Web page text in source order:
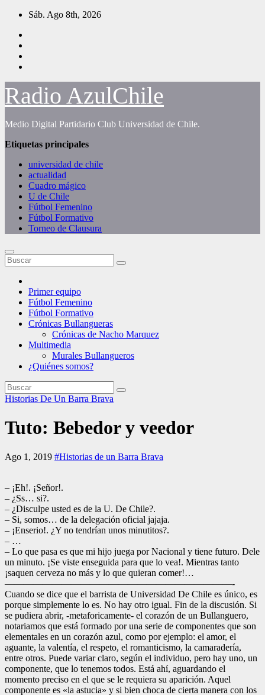
Saltar
contenido
Sáb. Ago 8th, 2026
Radio AzulChile
Medio Digital Partidario Club Universidad de Chile.
Etiquetas principales
universidad de chile
actualidad
Cuadro mágico
U de Chile
Fútbol Femenino
Fútbol Formativo
Torneo de Clausura
Primer equipo
Fútbol Femenino
Fútbol Formativo
Crónicas Bullangueras
Crónicas de Nacho Marquez
Multimedia
Murales Bullangueros
¿Quiénes somos?
Historias De Un Barra Brava
Tuto: Bebedor y veedor
Ago 1, 2019 #Historias de un Barra Brava
– ¡Eh!. ¡Señor!.
– ¿Ss… si?.
– ¿Disculpe usted es de la U. De Chile?.
– Si, somos… de la delegación oficial jajaja.
– ¡Enserio!. ¿Y no tendrían unos minutitos?.
– …
– Lo que pasa es que mi hijo juega por Nacional y tiene futuro. Dele
un minuto. ¡Se viste enseguida para que lo vea!. Mientras tanto
¡saquen cerveza no más y lo que quieran comer!…
————————————————————————-
Cuando se dice que el barrista de Universidad De Chile es único, es
porque simplemente lo es. No hay otro igual. Fin de la discusión. Si
se pudiera abrir, -metaforicamente- el corazón de un Bullanguero,
notariamos que está formado por una serie de componentes que son
elementales en un corazón azul, como por ejemplo: el amor, el
aguante, la valentía, el respeto, el romanticismo, la camaradería,
entre otros. Puede variar claro, según el individuo, pero hay uno, un
componente, que lo tenemos todos. Está ahí, aguardando el
momento preciso en el que se le requiera su aparición. Aquel
componente es «la astucia» y si bien choca de cierta manera con los